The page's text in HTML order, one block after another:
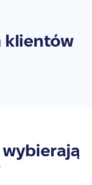
klientów
wybierają